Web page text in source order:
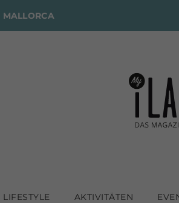
MALLORCA
LIFESTYLE AKTIVITÄTEN